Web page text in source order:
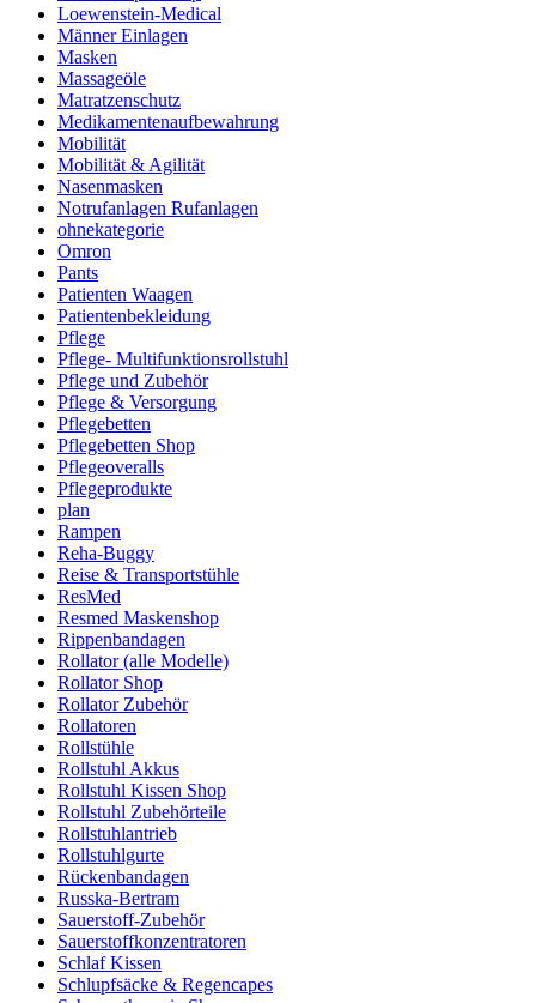
Loewenstein-Medical
Männer Einlagen
Masken
Massageöle
Matratzenschutz
Medikamentenaufbewahrung
Mobilität
Mobilität & Agilität
Nasenmasken
Notrufanlagen Rufanlagen
ohnekategorie
Omron
Pants
Patienten Waagen
Patientenbekleidung
Pflege
Pflege- Multifunktionsrollstuhl
Pflege und Zubehör
Pflege & Versorgung
Pflegebetten
Pflegebetten Shop
Pflegeoveralls
Pflegeprodukte
plan
Rampen
Reha-Buggy
Reise & Transportstühle
ResMed
Resmed Maskenshop
Rippenbandagen
Rollator (alle Modelle)
Rollator Shop
Rollator Zubehör
Rollatoren
Rollstühle
Rollstuhl Akkus
Rollstuhl Kissen Shop
Rollstuhl Zubehörteile
Rollstuhlantrieb
Rollstuhlgurte
Rückenbandagen
Russka-Bertram
Sauerstoff-Zubehör
Sauerstoffkonzentratoren
Schlaf Kissen
Schlupfsäcke & Regencapes